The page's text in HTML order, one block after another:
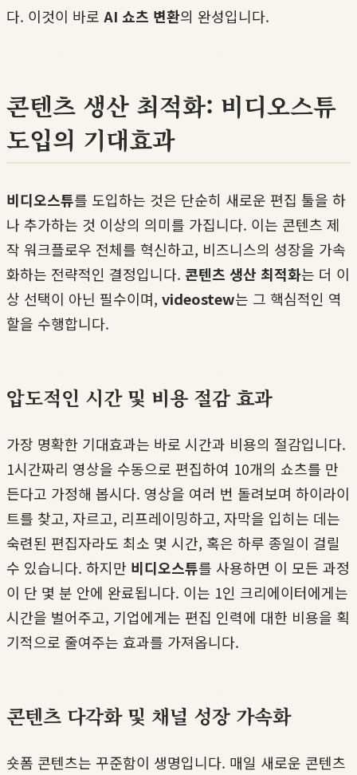
다. 이것이 바로 AI 쇼츠 변환의 완성입니다.
콘텐츠 생산 최적화: 비디오스튜
도입의 기대효과
비디오스튜를 도입하는 것은 단순히 새로운 편집 툴을 하
나 추가하는 것 이상의 의미를 가집니다. 이는 콘텐츠 제
작 워크플로우 전체를 혁신하고, 비즈니스의 성장을 가속
화하는 전략적인 결정입니다. 콘텐츠 생산 최적화는 더 이
상 선택이 아닌 필수이며, videostew는 그 핵심적인 역
할을 수행합니다.
압도적인 시간 및 비용 절감 효과
가장 명확한 기대효과는 바로 시간과 비용의 절감입니다.
1시간짜리 영상을 수동으로 편집하여 10개의 쇼츠를 만
든다고 가정해 봅시다. 영상을 여러 번 돌려보며 하이라이
트를 찾고, 자르고, 리프레이밍하고, 자막을 입히는 데는
숙련된 편집자라도 최소 몇 시간, 혹은 하루 종일이 걸릴
수 있습니다. 하지만 비디오스튜를 사용하면 이 모든 과정
이 단 몇 분 안에 완료됩니다. 이는 1인 크리에이터에게는
시간을 벌어주고, 기업에게는 편집 인력에 대한 비용을 획
기적으로 줄여주는 효과를 가져옵니다.
콘텐츠 다각화 및 채널 성장 가속화
숏폼 콘텐츠는 꾸준함이 생명입니다. 매일 새로운 콘텐츠